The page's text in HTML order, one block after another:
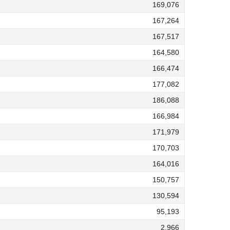
169,076
167,264
167,517
164,580
166,474
177,082
186,088
166,984
171,979
170,703
164,016
150,757
130,594
95,193
2,966